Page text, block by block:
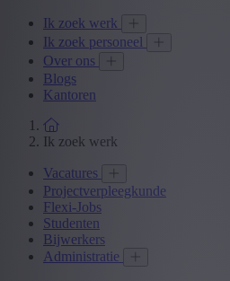
Ik zoek werk
Ik zoek personeel
Over ons
Blogs
Kantoren
Ik zoek werk
Vacatures
Projectverpleegkunde
Flexi-Jobs
Studenten
Bijwerkers
Administratie